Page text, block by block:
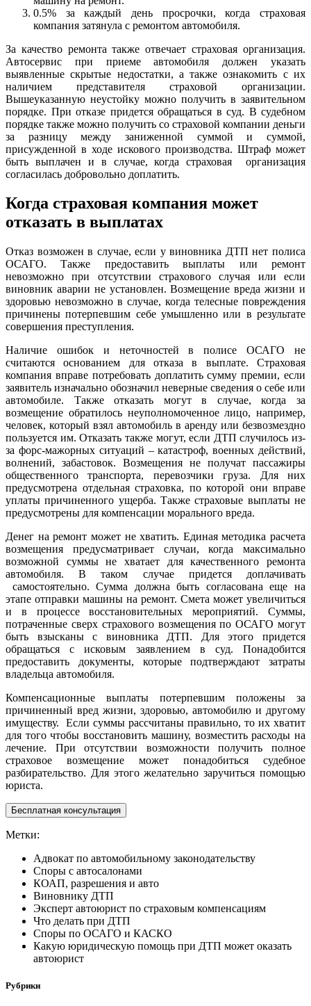
0.5% за каждый день просрочки, когда страховая
компания затянула с ремонтом автомобиля.
За качество ремонта также отвечает страховая организация.
Автосервис при приеме автомобиля должен указать
выявленные скрытые недостатки, а также ознакомить с их
наличием представителя страховой организации.
Вышеуказанную неустойку можно получить в заявительном
порядке. При отказе придется обращаться в суд. В судебном
порядке также можно получить со страховой компании деньги
за разницу между заниженной суммой и суммой,
присужденной в ходе искового производства. Штраф может
быть выплачен и в случае, когда страховая организация
согласилась добровольно доплатить.
Когда страховая компания может
отказать в выплатах
Отказ возможен в случае, если у виновника ДТП нет полиса
ОСАГО. Также предоставить выплаты или ремонт
невозможно при отсутствии страхового случая или если
виновник аварии не установлен. Возмещение вреда жизни и
здоровью невозможно в случае, когда телесные повреждения
причинены потерпевшим себе умышленно или в результате
совершения преступления.
Наличие ошибок и неточностей в полисе ОСАГО не
считаются основанием для отказа в выплате. Страховая
компания вправе потребовать доплатить сумму премии, если
заявитель изначально обозначил неверные сведения о себе или
автомобиле. Также отказать могут в случае, когда за
возмещение обратилось неуполномоченное лицо, например,
человек, который взял автомобиль в аренду или безвозмездно
пользуется им. Отказать также могут, если ДТП случилось из-
за форс-мажорных ситуаций – катастроф, военных действий,
волнений, забастовок. Возмещения не получат пассажиры
общественного транспорта, перевозчики груза. Для них
предусмотрена отдельная страховка, по которой они вправе
уплаты причиненного ущерба. Также страховые выплаты не
предусмотрены для компенсации морального вреда.
Денег на ремонт может не хватить. Единая методика расчета
возмещения предусматривает случаи, когда максимально
возможной суммы не хватает для качественного ремонта
автомобиля. В таком случае придется доплачивать
самостоятельно. Сумма должна быть согласована еще на
этапе отправки машины на ремонт. Смета может увеличиться
и в процессе восстановительных мероприятий. Суммы,
потраченные сверх страхового возмещения по ОСАГО могут
быть взысканы с виновника ДТП. Для этого придется
обращаться с исковым заявлением в суд. Понадобится
предоставить документы, которые подтверждают затраты
владельца автомобиля.
Компенсационные выплаты потерпевшим положены за
причиненный вред жизни, здоровью, автомобилю и другому
имуществу. Если суммы рассчитаны правильно, то их хватит
для того чтобы восстановить машину, возместить расходы на
лечение. При отсутствии возможности получить полное
страховое возмещение может понадобиться судебное
разбирательство. Для этого желательно заручиться помощью
юриста.
Бесплатная консультация
Метки:
Адвокат по автомобильному законодательству
Споры с автосалонами
КОАП, разрешения и авто
Виновнику ДТП
Эксперт автоюрист по страховым компенсациям
Что делать при ДТП
Споры по ОСАГО и КАСКО
Какую юридическую помощь при ДТП может оказать
автоюрист
Рубрики